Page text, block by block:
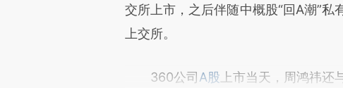
交所上市，之后伴随中概股“回A潮”
上交所。
360公司A股 上市当天，周鸿祎还